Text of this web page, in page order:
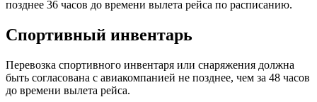
позднее 36 часов до времени вылета рейса по расписанию.
Спортивный инвентарь
Перевозка спортивного инвентаря или снаряжения должна
быть согласована с авиакомпанией не позднее, чем за 48 часов
до времени вылета рейса.